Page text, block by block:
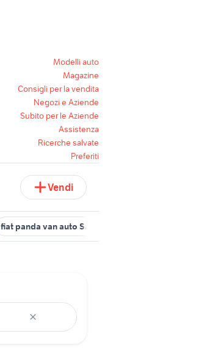
Modelli auto
Magazine
Consigli per la vendita
Negozi e Aziende
Subito per le Aziende
Assistenza
Ricerche salvate
Preferiti
Vendi
fiat panda van auto Sardegna